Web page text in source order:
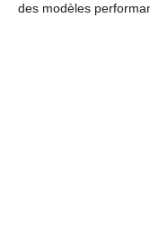
des modèles